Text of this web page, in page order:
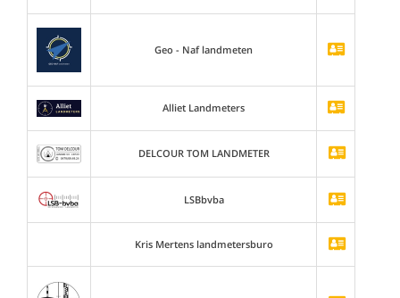
Geo - Naf landmeten
Alliet Landmeters
DELCOUR TOM LANDMETER
LSBbvba
Kris Mertens landmetersburo